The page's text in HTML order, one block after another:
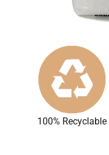
100% Recyclable